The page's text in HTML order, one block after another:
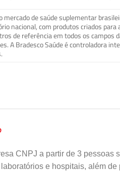
de saúde suplementar
nacional, com produtos criados
de referência em todos os
A Bradesco Saúde é controladora
CNPJ a partir de 3 pessoas
e hospitais, além